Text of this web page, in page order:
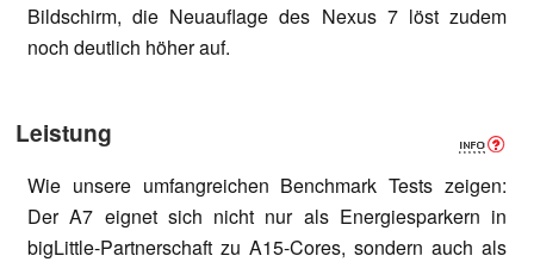
Bildschirm, die Neuauflage des Nexus 7 löst zudem
noch deutlich höher auf.
Leistung
Wie unsere umfangreichen Benchmark Tests zeigen:
Der A7 eignet sich nicht nur als Energiesparkern in
bigLittle-Partnerschaft zu A15-Cores, sondern auch als